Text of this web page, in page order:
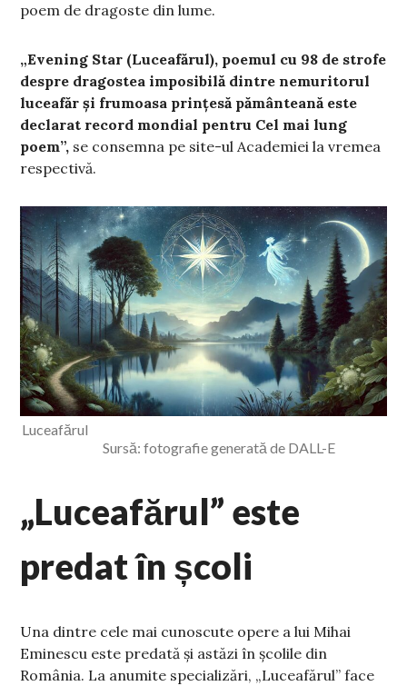
poem de dragoste din lume.
„Evening Star (Luceafărul), poemul cu 98 de strofe
despre dragostea imposibilă dintre nemuritorul
luceafăr și frumoasa prințesă pământeană este
declarat record mondial pentru Cel mai lung
poem”, se consemna pe site-ul Academiei la vremea
respectivă.
Luceafărul
Sursă: fotografie generată de DALL-E
„Luceafărul” este
predat în școli
Una dintre cele mai cunoscute opere a lui Mihai
Eminescu este predată și astăzi în școlile din
România. La anumite specializări, „Luceafărul” face